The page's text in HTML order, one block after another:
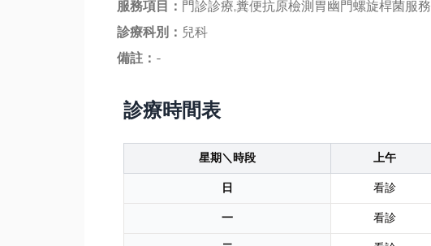
服務項目： 門診診療,糞便抗原檢測胃幽門螺旋桿菌服務
診療科別： 兒科
備註： -
診療時間表
星期＼時段 上午
日
看診
一
看診